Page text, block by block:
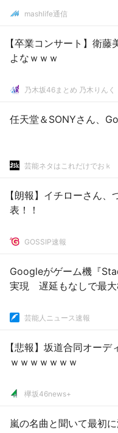
mashlife通信
【卒業コンサート】衛
よなｗｗｗ
乃木坂46まとめ 乃木りんく
任天堂＆SONYさん、
芸能ネタはこれだけでおｋ
【朗報】イチローさん
表！！
GOSSIP速報
Googleがゲーム機『
実現 遅延もなしで最
芸能人ニュース速報
【悲報】坂道合同オー
ｗｗｗｗｗｗｗ
欅坂46news+
嵐の名曲と聞いて最初